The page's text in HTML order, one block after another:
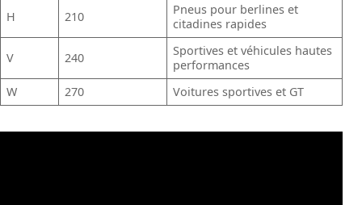
H 210
Pneus pour berlines et
citadines rapides
V 240
Sportives et véhicules hautes
performances
W
270 Voitures sportives et GT